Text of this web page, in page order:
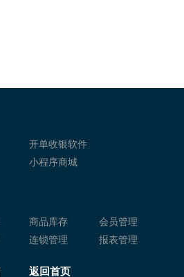
开单收银软件
小程序商城
商品库存
会员管理
连锁管理 报表管理
返回首页